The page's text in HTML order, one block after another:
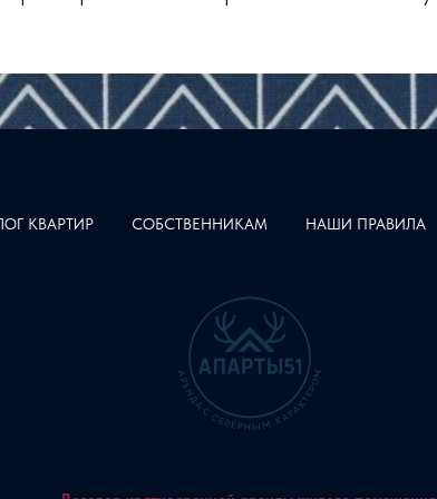
КВАРТИР СОБСТВЕННИКАМ НАШИ ПРАВИЛА